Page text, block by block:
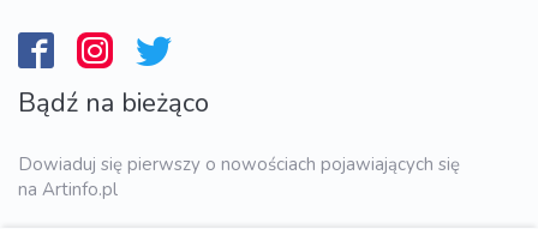
Bądź na bieżąco
Dowiaduj się pierwszy o nowościach pojawiających się
na Artinfo.pl